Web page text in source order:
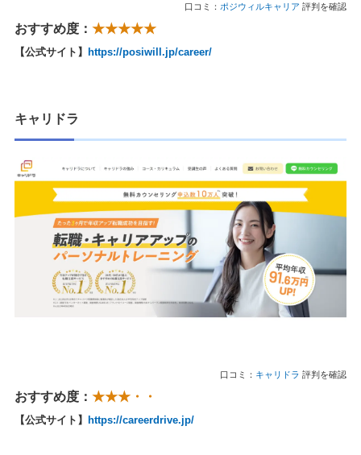
口コミ： ポジウィルキャリア 評判を確認
おすすめ度： ★★★★★
【公式サイト】 https://posiwill.jp/career/
キャリドラ
口コミ： キャリドラ 評判を確認
おすすめ度： ★★★・・
【公式サイト】 https://careerdrive.jp/